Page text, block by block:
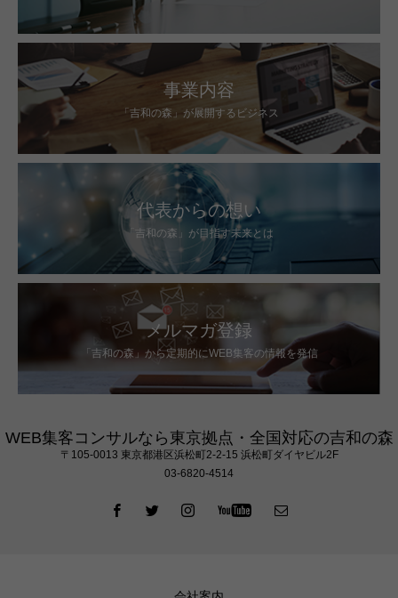
事業内容
「吉和の森」が展開するビジネス
代表からの想い
「吉和の森」が目指す未来とは
メルマガ登録
「吉和の森」から定期的にWEB集客の情報を発信
WEB集客コンサルなら東京拠点・全国対応の吉和の森
〒105‐0013 東京都港区浜松町2-2-15 浜松町ダイヤビル2F
03-6820-4514